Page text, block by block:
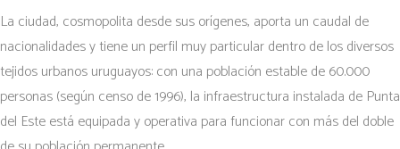
fortalecer el turismo y generar un punto de
la comunidad.
experiencia que invita a pensar la ciudad, dialogar, construir
y participar activamente en la vida de la comunidad. 👏
Video
La ciudad, cosmopolita desde sus orígenes, aporta un caudal de
nacionalidades y tiene un perfil muy particular dentro de los diversos
tejidos urbanos uruguayos: con una población estable de 60.000
personas (según censo de 1996), la infraestructura instalada de Punta
del Este está equipada y operativa para funcionar con más del doble